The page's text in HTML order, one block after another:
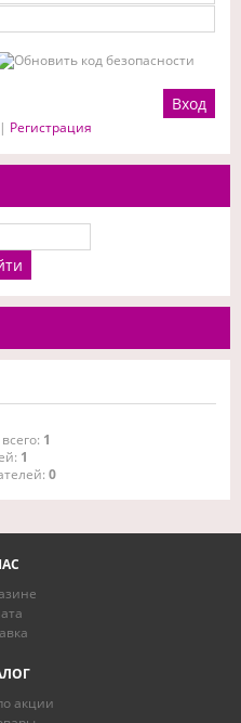
Регистрация
1
1
0
акции